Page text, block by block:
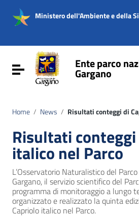
Vai al menu di navigazione
Vai al footer
Ministero dell'Ambiente e della
Attiva / disattiva la navigazione
Ente parco
Gargano
Home / News / Risultati conteggi di
Risultati
italico nel Parco
L’Osservatorio Naturalistico del
Gargano, il servizio scientifico del
programma di monitoraggio a lungo
organizzato e realizzato la quinta
Capriolo italico nel Parco.